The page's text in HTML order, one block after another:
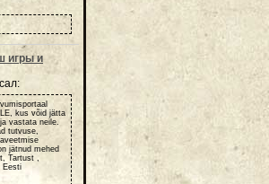
игры и
kus võid jätta
vastata neile.
tutvuse,
jätnud mehed
Tartust ,
Eesti